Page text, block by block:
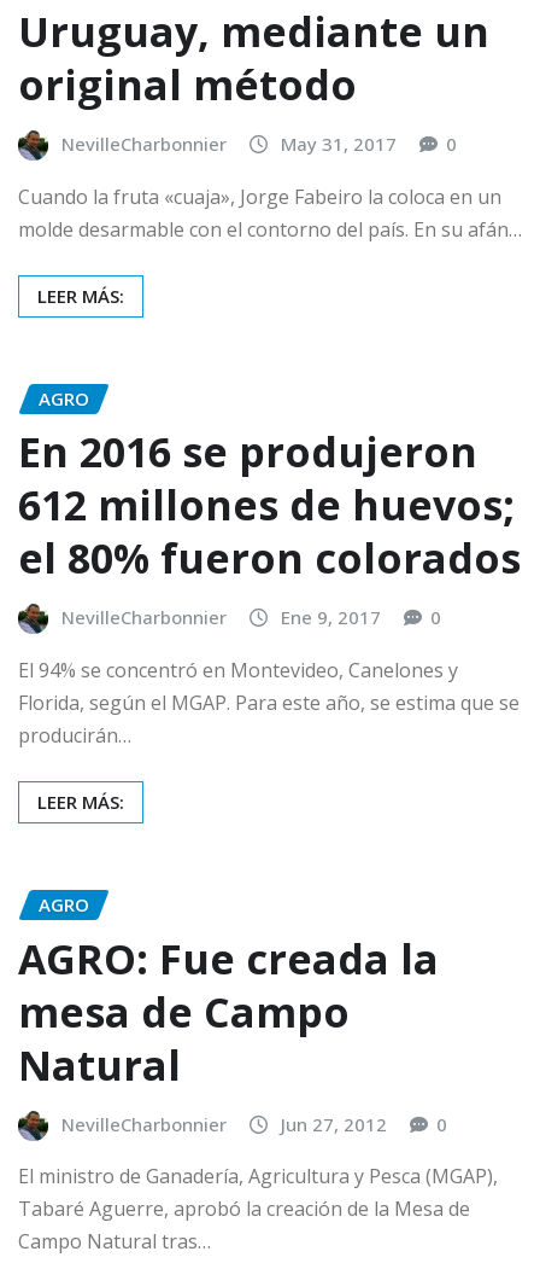
Uruguay, mediante un
original método
NevilleCharbonnier May 31, 2017 0
Cuando la fruta «cuaja», Jorge Fabeiro la coloca en un
molde desarmable con el contorno del país. En su afán…
LEER MÁS:
AGRO
En 2016 se produjeron
612 millones de huevos;
el 80% fueron colorados
NevilleCharbonnier Ene 9, 2017 0
El 94% se concentró en Montevideo, Canelones y
Florida, según el MGAP. Para este año, se estima que se
producirán…
LEER MÁS:
AGRO
AGRO: Fue creada la
mesa de Campo
Natural
NevilleCharbonnier Jun 27, 2012 0
El ministro de Ganadería, Agricultura y Pesca (MGAP),
Tabaré Aguerre, aprobó la creación de la Mesa de
Campo Natural tras…